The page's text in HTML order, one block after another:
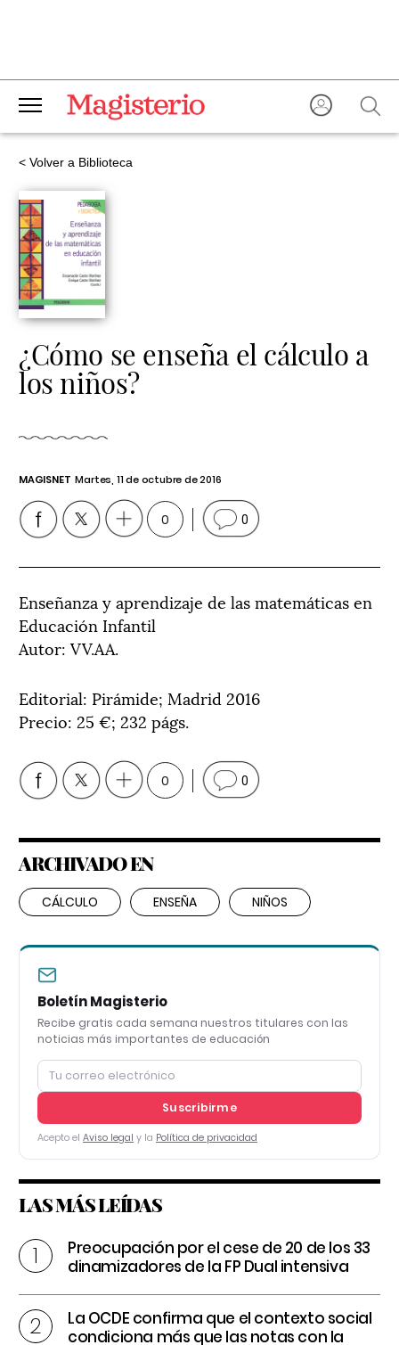
< Volver a Biblioteca
¿Cómo se enseña el cálculo a
los niños?
MAGISNET Martes, 11 de octubre de 2016
0 0
Enseñanza y aprendizaje de las matemáticas en
Educación Infantil
Autor: VV.AA.
Editorial: Pirámide; Madrid 2016
Precio: 25 €; 232 págs.
0 0
ARCHIVADO EN
CÁLCULO ENSEÑA NIÑOS
Boletín Magisterio
Recibe gratis cada semana nuestros titulares con las
noticias más importantes de educación
Suscribirme
Acepto el Aviso legal y la Política de privacidad
LAS MÁS LEÍDAS
Preocupación por el cese de 20 de los 33
dinamizadores de la FP Dual intensiva
La OCDE confirma que el contexto social
condiciona más que las notas con la